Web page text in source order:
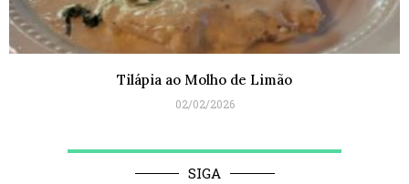
Tilápia ao Molho de Limão
02/02/2026
SIGA